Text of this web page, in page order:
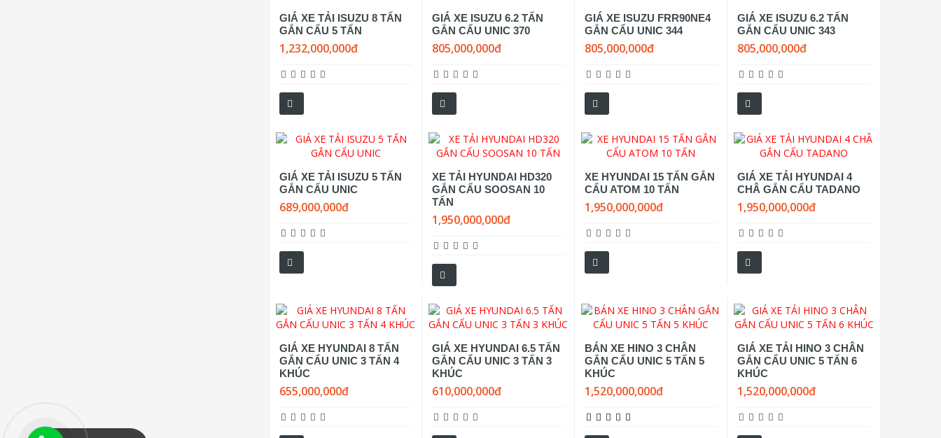
GIÁ XE TẢI ISUZU 8 TẤN
GẮN CẨU 5 TẤN
1,232,000,000đ
GIÁ XE ISUZU 6.2 TẤN
GẮN CẨU UNIC 370
805,000,000đ
GIÁ XE ISUZU FRR90NE4
GẮN CẨU UNIC 344
805,000,000đ
GIÁ XE ISUZU 6.2 TẤN
GẮN CẨU UNIC 343
805,000,000đ
GIÁ XE TẢI ISUZU 5 TẤN
GẮN CẨU UNIC
689,000,000đ
XE TẢI HYUNDAI HD320
GẮN CẨU SOOSAN 10
TẤN
1,950,000,000đ
XE HYUNDAI 15 TẤN GẮN
CẨU ATOM 10 TẤN
1,950,000,000đ
GIÁ XE TẢI HYUNDAI 4
CHÂ GẮN CẨU TADANO
1,950,000,000đ
GIÁ XE HYUNDAI 8 TẤN
GẮN CẨU UNIC 3 TẤN 4
KHÚC
655,000,000đ
GIÁ XE HYUNDAI 6.5 TẤN
GẮN CẨU UNIC 3 TẤN 3
KHÚC
610,000,000đ
BÁN XE HINO 3 CHÂN
GẮN CẨU UNIC 5 TẤN 5
KHÚC
1,520,000,000đ
GIÁ XE TẢI HINO 3 CHÂN
GẮN CẨU UNIC 5 TẤN 6
KHÚC
1,520,000,000đ